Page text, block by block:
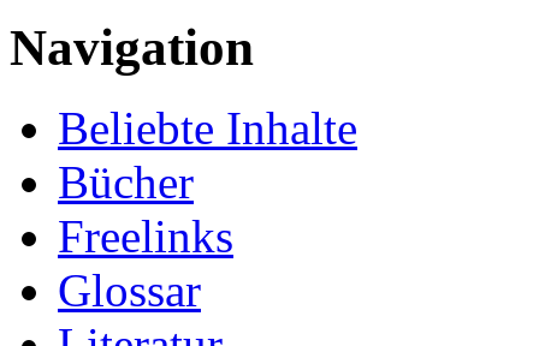
Navigation
Beliebte Inhalte
Bücher
Freelinks
Glossar